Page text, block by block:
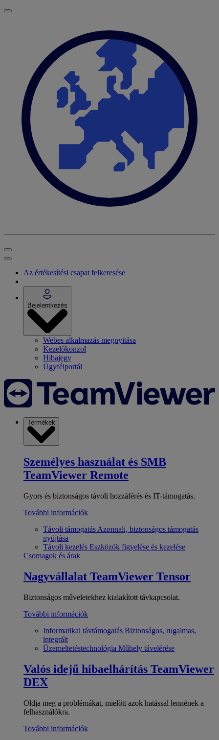
Az értékesítési csapat felkeresése
Bejelentkezés
Webes alkalmazás megnyitása
Kezelőkonzol
Hibajegy
Ügyfélportál
Termékek
Személyes használat és SMB
TeamViewer Remote
Gyors és biztonságos távoli hozzáférés és IT-támogatás.
További információk
Távoli támogatás Azonnali, biztonságos támogatás
nyújtása
Távoli kezelés Eszközök figyelése és kezelése
Csomagok és árak
Nagyvállalat TeamViewer Tensor
Biztonságos műveletekhez kialakított távkapcsolat.
További információk
Informatikai távtámogatás Biztonságos, rugalmas,
integrált
Üzemeltetéstechnológia Műhely távelérése
Valós idejű hibaelhárítás TeamViewer
DEX
Oldja meg a problémákat, mielőtt azok hatással lennének a
felhasználókra.
További információk